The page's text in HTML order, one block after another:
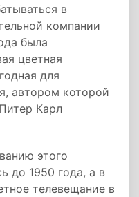
в
компании
была
цветная
для
автором которой
Карл
этого
до 1950 года, а в
телевещание в